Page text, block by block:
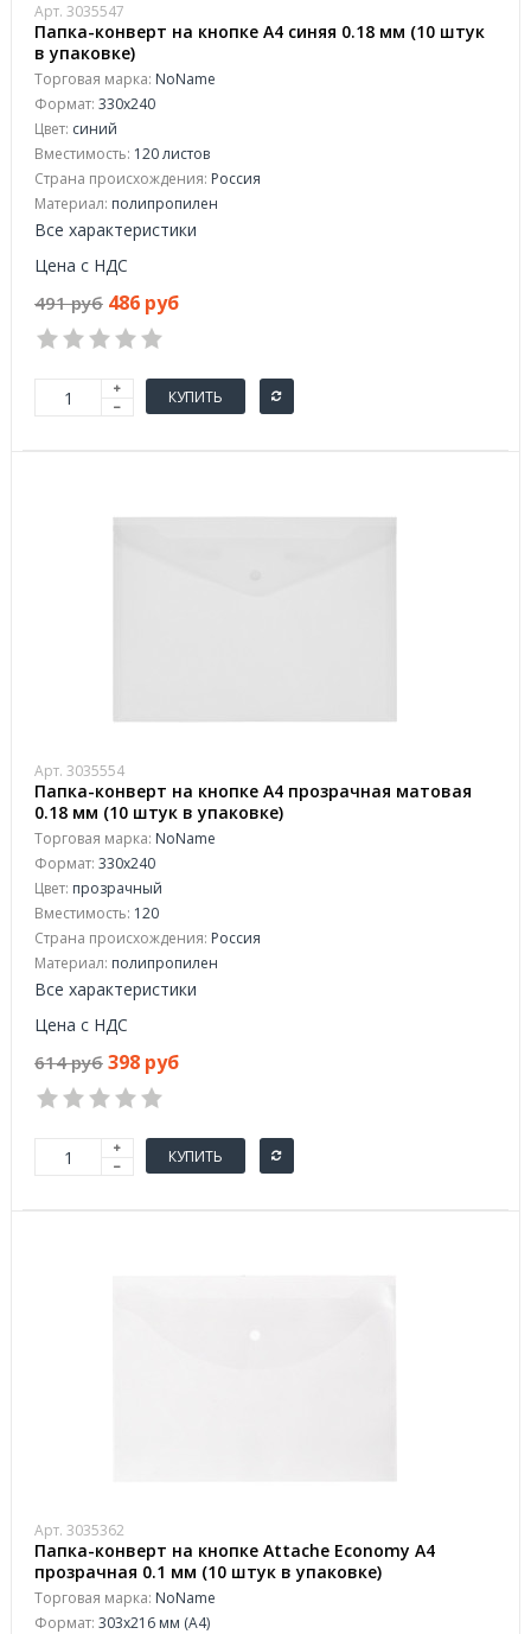
Арт. 3035547
Папка-конверт на кнопке А4 синяя 0.18 мм (10 штук
в упаковке)
Торговая марка: NoName
Формат: 330x240
Цвет: синий
Вместимость: 120 листов
Страна происхождения: Россия
Материал: полипропилен
Все характеристики
Цена с НДС
491 руб 486 руб
КУПИТЬ
Арт. 3035554
Папка-конверт на кнопке А4 прозрачная матовая
0.18 мм (10 штук в упаковке)
Торговая марка: NoName
Формат: 330x240
Цвет: прозрачный
Вместимость: 120
Страна происхождения: Россия
Материал: полипропилен
Все характеристики
Цена с НДС
614 руб 398 руб
КУПИТЬ
Арт. 3035362
Папка-конверт на кнопке Attache Economy А4
прозрачная 0.1 мм (10 штук в упаковке)
Торговая марка: NoName
Формат: 303x216 мм (А4)